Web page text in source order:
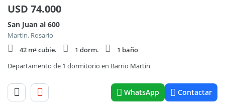
USD 74.000
San Juan al 600
Martin, Rosario
42 m² cubie.
1 dorm.
1 baño
Departamento de 1 dormitorio en Barrio Martin
WhatsApp Contactar